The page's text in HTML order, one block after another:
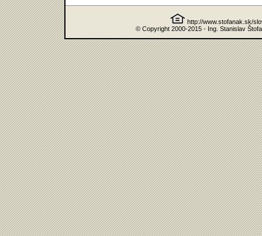
http://www.stofanak.sk/
© Copyright 2000-2015 - Ing. Stanislav